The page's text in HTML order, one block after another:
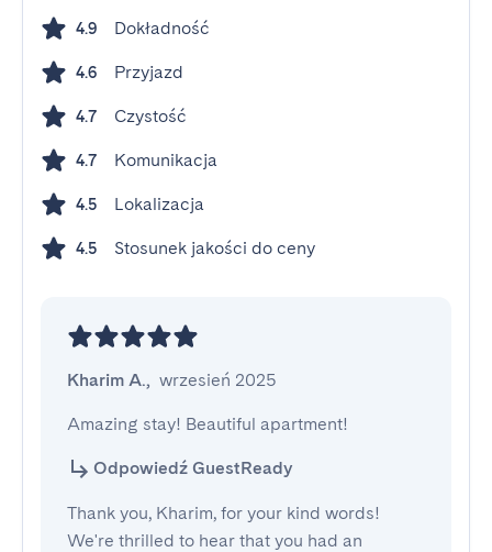
4.9 Dokładność
4.6 Przyjazd
4.7 Czystość
4.7 Komunikacja
4.5 Lokalizacja
4.5 Stosunek jakości do ceny
Kharim A., wrzesień 2025
Amazing stay! Beautiful apartment!
Odpowiedź GuestReady
Thank you, Kharim, for your kind words!
We're thrilled to hear that you had an